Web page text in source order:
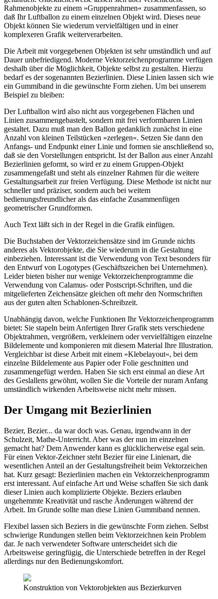
Rahmenobjekte zu einem »Gruppenrahmen« zusammenfassen, so
daß Ihr Luftballon zu einem einzelnen Objekt wird. Dieses neue
Objekt können Sie wiederum vervielfältigen und in einer
komplexeren Grafik weiterverarbeiten.
Die Arbeit mit vorgegebenen Objekten ist sehr umständlich und auf
Dauer unbefriedigend. Moderne Vektorzeichenprogramme verfügen
deshalb über die Möglichkeit, Objekte selbst zu gestalten. Hierzu
bedarf es der sogenannten Bezierlinien. Diese Linien lassen sich wie
ein Gummiband in die gewünschte Form ziehen. Um bei unserem
Beispiel zu bleiben:
Der Luftballon wird also nicht aus vorgegebenen Flächen und
Linien zusammengebastelt, sondern mit frei verformbaren Linien
gestaltet. Dazu muß man den Ballon gedanklich zunächst in eine
Anzahl von kleinen Teilstücken »zerlegen«. Setzen Sie dann den
Anfangs- und Endpunkt einer Linie und formen sie anschließend so,
daß sie den Vorstellungen entspricht. Ist der Ballon aus einer Anzahl
Bezierlinien geformt, so wird er zu einem Gruppen-Objekt
zusammengefaßt und steht als einzelner Rahmen für die weitere
Gestaltungsarbeit zur freien Verfügung. Diese Methode ist nicht nur
schneller und präziser, sondern auch bei weitem
bedienungsfreundlicher als das einfache Zusammenfügen
geometrischer Grundformen.
Auch Text läßt sich in der Regel in die Grafik einfügen.
Die Buchstaben der Vektorzeichensätze sind im Grunde nichts
anderes als Vektorobjekte, die Sie wiederum in die Gestaltung
einbeziehen. Interessant ist die Verwendung von Text besonders für
den Entwurf von Logotypes (Geschäftszeichen bei Unternehmen).
Leider bieten bisher nur wenige Vektorzeichenprogramme die
Verwendung von Calamus- oder Postscript-Schriften, und die
mitgelieferten Zeichensätze gleichen oft mehr den Normschriften
aus der guten alten Schablonen-Schreibzeit.
Unabhängig davon, welche Funktionen Ihr Vektorzeichenprogramm
bietet: Sie stapeln beim Anfertigen Ihrer Grafik stets verschiedene
Objektrahmen, vergrößern, verkleinern oder vervielfältigen einzelne
Bildelemente und komponieren mit diesem Material Ihre Illustration.
Vergleichbar ist diese Arbeit mit einem »Klebelayout«, bei dem
einzelne Bildelemente aus Papier oder Folie geschnitten und
zusammengefügt werden. Haben Sie sich erst einmal an diese Art
des Geslallens gewöhnt, wollen Sie die Vorteile der nuram Anfang
umständlich wirkenden Arbeitsweise nicht mehr missen.
Der Umgang mit Bezierlinien
Bezier, Bezier... da war doch was. Genau, irgendwann in der
Schulzeit, Mathe-Unterricht. Aber was der nun im einzelnen
gemacht hat? Dem Anwender kann es glücklicherweise egal sein.
Für einen Vektor-Zeichner steht Bezier für eine Linienart, die
wesentlichen Anteil an der Gestaltungsfreiheit beim Vektorzeichen
hat. Kurz gesagt: Bezierlinien machen ein Vektorzeichenprogramm
erst interessant. Auf einfache Art und Weise schaffen Sie sich dank
dieser Linien auch komplizierte Objekte. Beziers erlauben
ungehemmte Kreativität und rasche Änderungen während der
Arbeit. Im Grunde sollte man diese Linien Gummiband nennen.
Flexibel lassen sich Beziers in die gewünschte Form ziehen. Selbst
schwierige Rundungen stellen beim Vektorzeichnen kein Problem
dar. Je nach verwendeter Software unterscheidet sich die
Arbeitsweise geringfügig, die Unterschiede betreffen in der Regel
allerdings nur den Bedienungskomfort.
Konstruktion von Vektorobjekten aus Bezierkurven